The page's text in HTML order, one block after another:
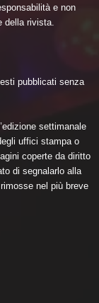
e non
della rivista.
pubblicati senza
settimanale
uffici stampa o
coperte da diritto
di segnalarlo alla
nel più breve